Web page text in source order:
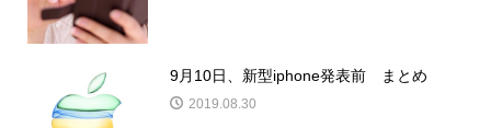
9月10日、新型iphone発表前 まとめ
2019.08.30